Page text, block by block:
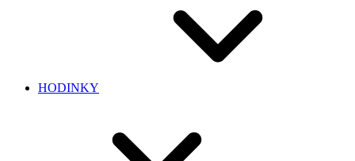
HODINKY